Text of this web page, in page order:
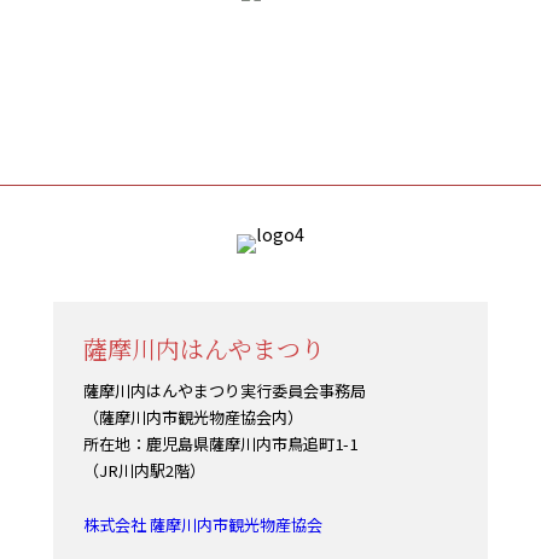
薩摩川内はんやまつり
薩摩川内はんやまつり実行委員会事務局
（薩摩川内市観光物産協会内）
所在地：鹿児島県薩摩川内市鳥追町1-1
（JR川内駅2階）
株式会社 薩摩川内市観光物産協会